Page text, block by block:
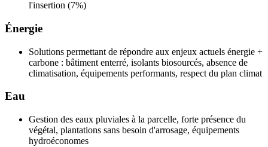
l'insertion (7%)
Énergie
Solutions permettant de répondre aux enjeux actuels énergie +
carbone : bâtiment enterré, isolants biosourcés, absence de
climatisation, équipements performants, respect du plan climat
Eau
Gestion des eaux pluviales à la parcelle, forte présence du
végétal, plantations sans besoin d'arrosage, équipements
hydroéconomes